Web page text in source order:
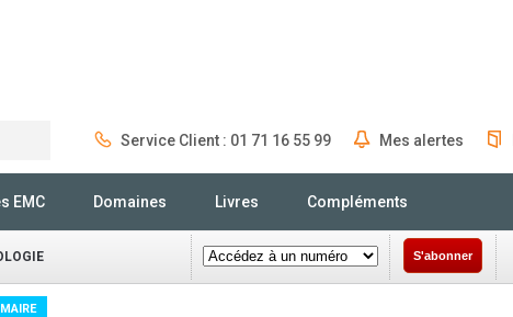
Service Client : 01 71 16 55 99 Mes alertes
EMC Domaines Livres Compléments
S'abonner